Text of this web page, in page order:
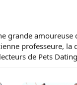
grande
professeure,
de Pets